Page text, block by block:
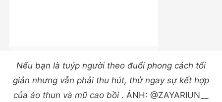
Nếu bạn là tuýp người theo đuổi phong cách tối
giản nhưng vẫn phải thu hút, thử ngay sự kết hợp
của áo thun và mũ cao bồi . ẢNH: @ZAYARIUN__